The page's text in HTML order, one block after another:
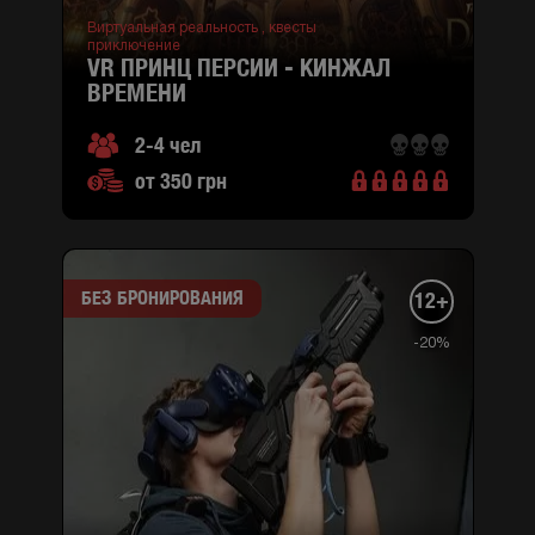
Виртуальная реальность ,
квесты
приключение
VR ПРИНЦ ПЕРСИИ - КИНЖАЛ
ВРЕМЕНИ
2-4 чел
от 350 грн
Никольская,
2
(район
БЕЗ БРОНИРОВАНИЯ 12+
-20%